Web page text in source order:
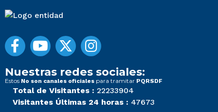
Nuestras redes sociales:
Estos No son canales oficiales para tramitar PQRSDF
Total de Visitantes : 22233904
Visitantes Últimas 24 horas : 47673